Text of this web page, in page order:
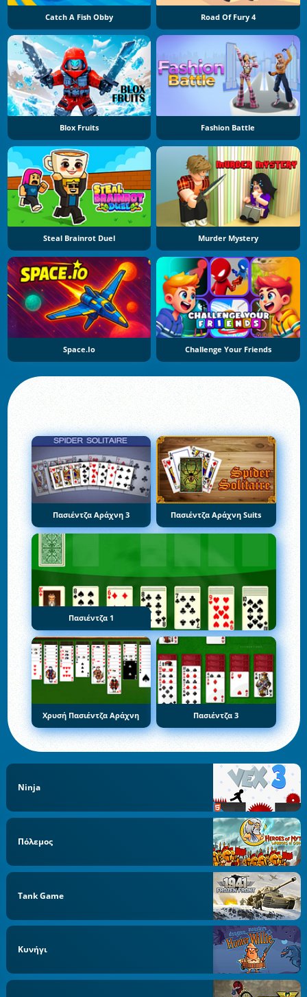
Catch A Fish Obby Road Of Fury 4
Blox Fruits Fashion Battle
Steal Brainrot Duel Murder Mystery
Space.io Challenge Your Friends
Πασιέντζα Αράχνη 3 Πασιέντζα Αράχνη Suits
Πασιέντζα 1
Χρυσή Πασιέντζα Αράχνη Πασιέντζα 3
Ninja
Πόλεμος
Tank Game
Κυνήγι